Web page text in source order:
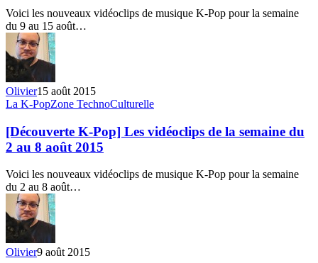
la
semaine
du
9
au
15
août
2015
Voici les nouveaux vidéoclips de musique K-Pop pour la semaine
du 9 au 15 août…
Olivier15 août 2015
[Découverte
Pop]
Les
vidéoclips
la
semaine
du
2
au
8
août
La K-PopZone TechnoCulturelle
[Découverte K-Pop] Les vidéoclips de la semaine du
2 au 8 août 2015
Voici les nouveaux vidéoclips de musique K-Pop pour la semaine
du 2 au 8 août…
Olivier9 août 2015